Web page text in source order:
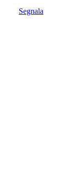
Segnala